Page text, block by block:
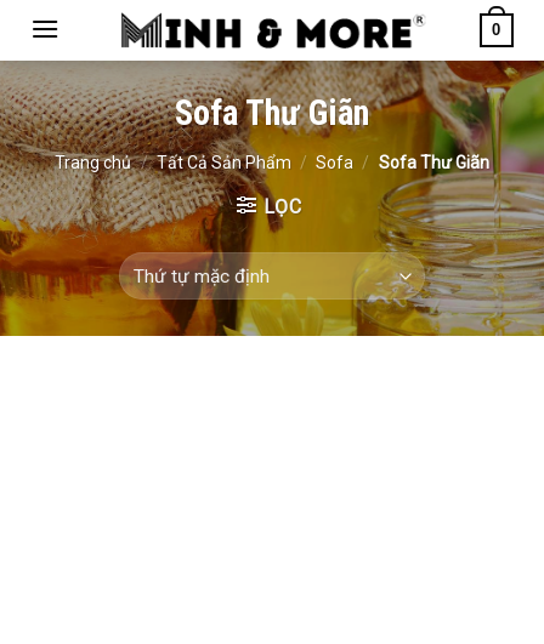
content
0
Sofa Thư Giãn
Trang chủ / Tất Cả Sản Phẩm / Sofa / Sofa Thư Giãn
LỌC